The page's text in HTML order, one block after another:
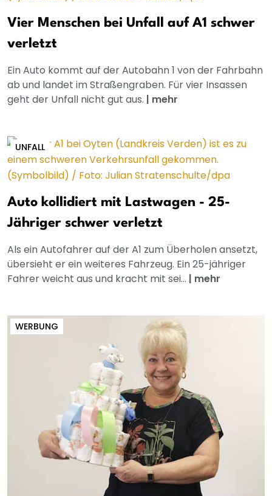
Vier Menschen bei Unfall auf A1 schwer
verletzt
Ein Auto kommt auf der Autobahn 1 von der Fahrbahn
ab und landet im Straßengraben. Für vier Insassen
geht der Unfall nicht gut aus. | mehr
UNFALL
Auto kollidiert mit Lastwagen - 25-
Jähriger schwer verletzt
Als ein Autofahrer auf der A1 zum Überholen ansetzt,
übersieht er ein weiteres Fahrzeug. Ein 25-jähriger
Fahrer weicht aus und kracht mit sei... | mehr
WERBUNG